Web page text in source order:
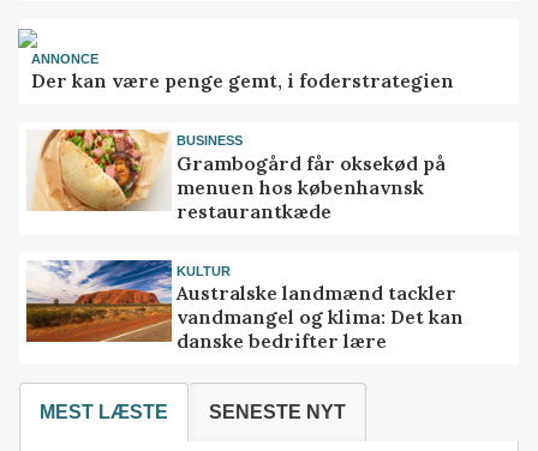
ANNONCE
Der kan være penge gemt, i foderstrategien
BUSINESS
Grambogård får oksekød på
menuen hos københavnsk
restaurantkæde
KULTUR
Australske landmænd tackler
vandmangel og klima: Det kan
danske bedrifter lære
MEST LÆSTE SENESTE NYT